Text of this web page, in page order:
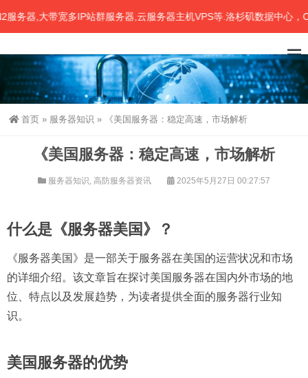
,大带宽多IP站群服务器,云服务器主机VPS等.洛杉矶数据中心，CN2
首页 » 服务器知识 » 《美国服务器：稳定高速，市场解析
《美国服务器：稳定高速，市场解析
服务器知识, 高防服务器资讯 2025年5月27日 00:27:57
什么是《服务器美国》？
《服务器美国》是一部关于服务器在美国的运营状况和市场
的详细介绍。该文章旨在探讨美国服务器在国内外市场的地
位、特点以及发展趋势，为读者提供全面的服务器行业知
识。
美国服务器的优势